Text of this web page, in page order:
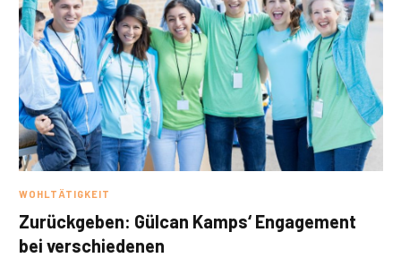
WOHLTÄTIGKEIT
Zurückgeben: Gülcan Kamps‘ Engagement
bei verschiedenen